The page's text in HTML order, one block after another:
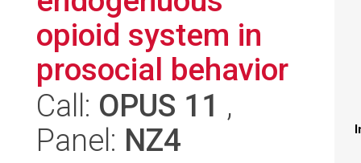
opioid system in
prosocial behavior
Call: OPUS 11 ,
Panel: NZ4